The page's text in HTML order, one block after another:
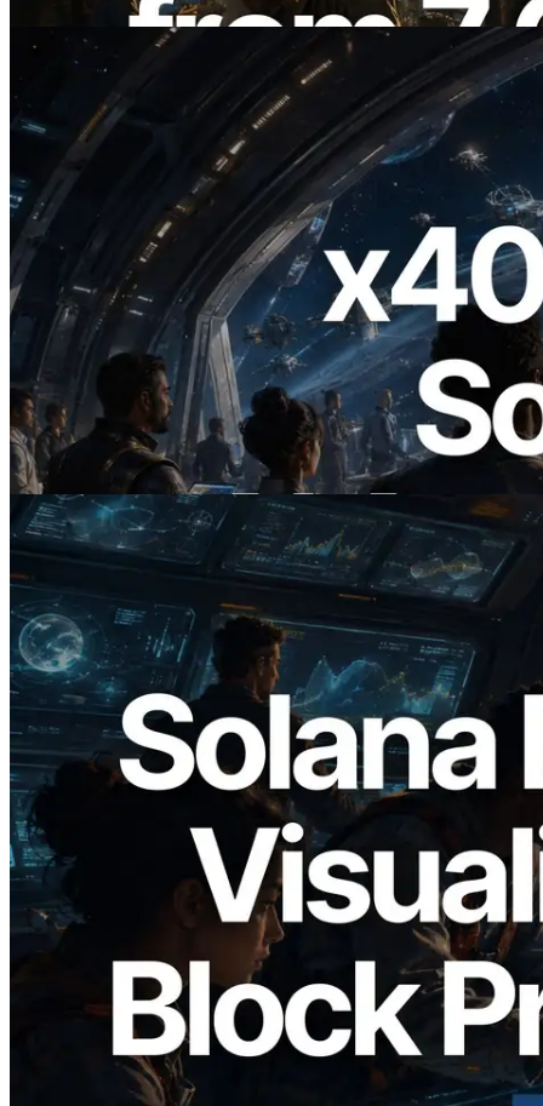
Đọc bài viết này
2026.07.04
ERPC ra mắt Solana RPC hỗ trợ x402 —
Mở ra thời đại AI Agent trả tiền theo nhu
cầu cho API cần dùng
Đọc bài viết này
2026.05.24
Validators Solutions ra mắt Solana Block
Analyzer — Trực quan hóa thời gian tạo
block và validator phụ trách theo từng
slot
Đọc bài viết này